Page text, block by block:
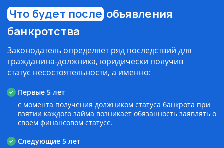
Что будет после объявления
банкротства
Законодатель определяет ряд последствий для
гражданина-должника, юридически получив
статус несостоятельности, а именно:
Первые 5 лет
с момента получения должником статуса банкрота при
взятии каждого займа возникает обязанность заявлять о
своем финансовом статусе.
Следующие 5 лет
конфиденциальности